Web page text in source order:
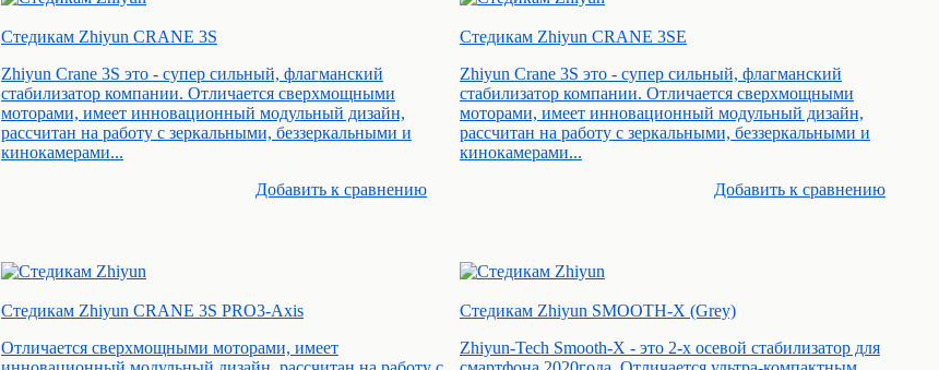
Стедикам Zhiyun CRANE 3S
Zhiyun Crane 3S это - супер сильный, флагманский
стабилизатор компании. Отличается сверхмощными
моторами, имеет инновационный модульный дизайн,
рассчитан на работу с зеркальными, беззеркальными и
кинокамерами...
Добавить к cравнению
Стедикам Zhiyun CRANE 3SE
Zhiyun Crane 3S это - супер сильный, флагманский
стабилизатор компании. Отличается сверхмощными
моторами, имеет инновационный модульный дизайн,
рассчитан на работу с зеркальными, беззеркальными и
кинокамерами...
Добавить к cравнению
Стедикам Zhiyun CRANE 3S PRO3-Axis
Отличается сверхмощными моторами, имеет
Стедикам Zhiyun SMOOTH-X (Grey)
Zhiyun-Tech Smooth-X - это 2-х осевой стабилизатор для